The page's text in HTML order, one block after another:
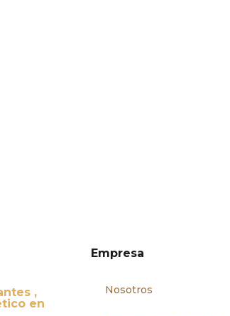
,
en
Empresa
Nosotros